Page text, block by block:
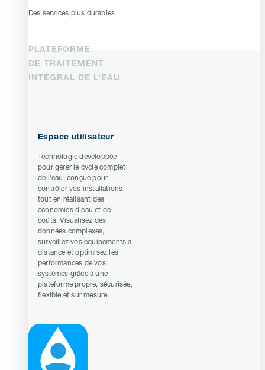
Des services plus durables
PLATEFORME
DE TRAITEMENT
INTÉGRAL DE L’EAU
Espace utilisateur
Technologie développée
pour gérer le cycle complet
de l'eau, conçue pour
contrôler vos installations
tout en réalisant des
économies d'eau et de
coûts. Visualisez des
données complexes,
surveillez vos équipements à
distance et optimisez les
performances de vos
systèmes grâce à une
plateforme propre, sécurisée,
flexible et sur mesure.